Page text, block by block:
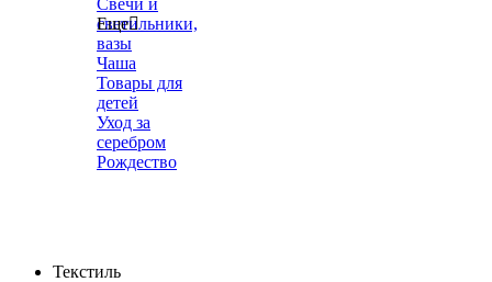
Свечи и
светильники,
вазы
Чаша
Товары для
детей
Уход за
серебром
Рождество
Еще
Текстиль